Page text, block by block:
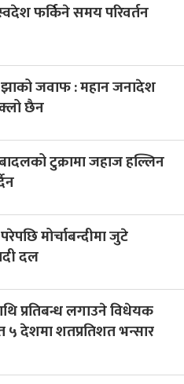
फर्किने समय परिवर्तन
जवाफ : महान जनादेश
छैन
टुक्रामा जहाज हल्लिन
मोर्चाबन्दीमा जुटे
दल
प्रतिबन्ध लगाउने विधेयक
५ देशमा शतप्रतिशत भन्सार